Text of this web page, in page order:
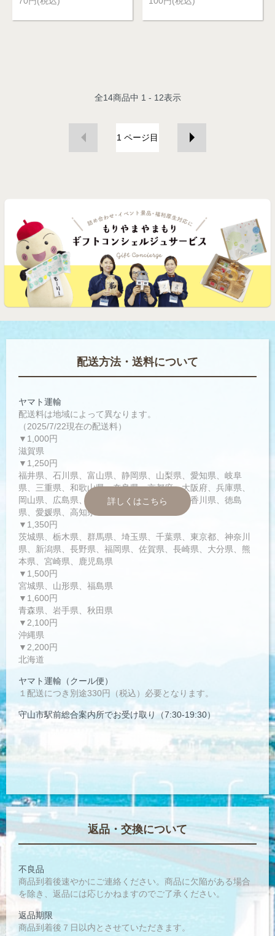
全14商品中 1 - 12表示
1 ページ目
配送方法・送料について
ヤマト運輸
配送料は地域によって異なります。
（2025/7/22現在の配送料）
▼1,000円
滋賀県
▼1,250円
福井県、石川県、富山県、静岡県、山梨県、愛知県、岐阜
県、三重県、和歌山県、奈良県、京都府、大阪府、兵庫県、
岡山県、広島県、鳥取県、島根県、山口県、香川県、徳島
県、愛媛県、高知県
▼1,350円
茨城県、栃木県、群馬県、埼玉県、千葉県、東京都、神奈川
県、新潟県、長野県、福岡県、佐賀県、長崎県、大分県、熊
本県、宮崎県、鹿児島県
▼1,500円
宮城県、山形県、福島県
▼1,600円
青森県、岩手県、秋田県
▼2,100円
沖縄県
▼2,200円
北海道
ヤマト運輸（クール便）
１配送につき別途330円（税込）必要となります。
守山市駅前総合案内所でお受け取り（7:30-19:30）
詳しくはこちら
返品・交換について
不良品
商品到着後速やかにご連絡ください。商品に欠陥がある場合
を除き、返品には応じかねますのでご了承ください。
返品期限
商品到着後７日以内とさせていただきます。